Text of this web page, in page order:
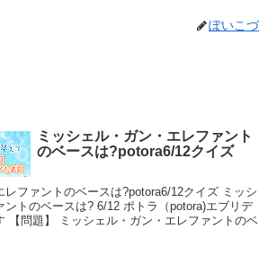
ぽいこづ
ミッシェル・ガン・エレファント
のベースは?potora6/12クイズ
レファントのベースは?potora6/12クイズ ミッシ
ントのベースは? 6/12 ポトラ（potora)エブリデ
【問題】 ミッシェル・ガン・エレファントのベ